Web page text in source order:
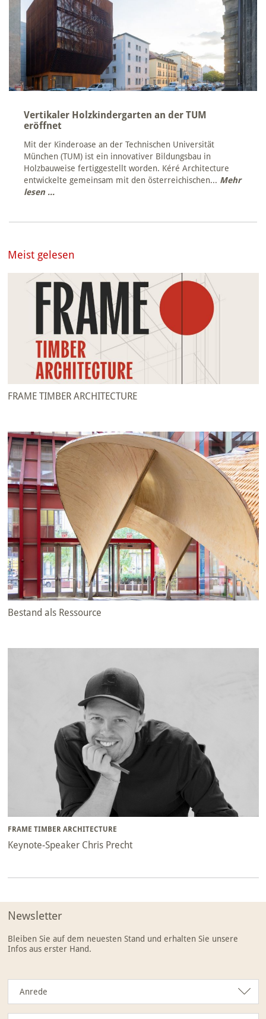
Vertikaler Holzkindergarten an der TUM
eröffnet
Mit der Kinderoase an der Technischen Universität
München (TUM) ist ein innovativer Bildungsbau in
Holzbauweise fertiggestellt worden. Kéré Architecture
entwickelte gemeinsam mit den österreichischen... Mehr
lesen ...
Meist gelesen
FRAME TIMBER ARCHITECTURE
Bestand als Ressource
FRAME TIMBER ARCHITECTURE
Keynote-Speaker Chris Precht
Newsletter
Bleiben Sie auf dem neuesten Stand und erhalten Sie unsere
Infos aus erster Hand.
Anrede